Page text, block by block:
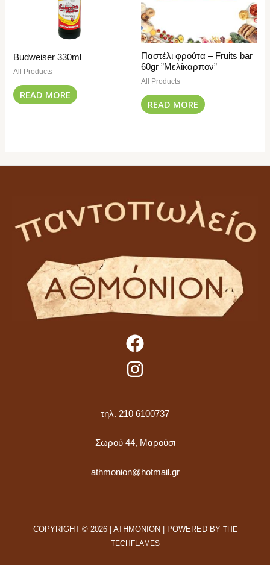
Budweiser 330ml
All Products
READ MORE
Παστέλι φρούτα – Fruits bar
60gr ”Μελίκαρπον”
All Products
READ MORE
τηλ. 210 6100737
Σωρού 44, Μαρούσι
athmonion@hotmail.gr
COPYRIGHT © 2026 | ATHMONION | POWERED BY THE
TECHFLAMES